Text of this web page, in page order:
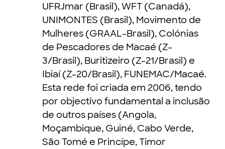
UFRJmar (Brasil), WFT (Canadá),
UNIMONTES (Brasil), Movimento de
Mulheres (GRAAL-Brasil), Colónias
de Pescadores de Macaé (Z-
3/Brasil), Buritizeiro (Z-21/Brasil) e
Ibiaí (Z-20/Brasil), FUNEMAC/Macaé.
Esta rede foi criada em 2006, tendo
por objectivo fundamental a inclusão
de outros países (Angola,
Moçambique, Guiné, Cabo Verde,
São Tomé e Princípe, Timor